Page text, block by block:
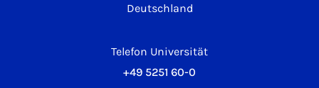
Deutschland
Telefon Universität
+49 5251 60-0